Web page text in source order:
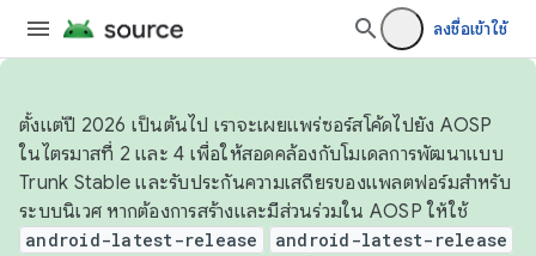
ลงชื่อเข้าใช้
ตั้งแต่ปี 2026 เป็นต้นไป เราจะเผยแพร่ซอร์สโค้ดไปยัง AOSP
ในไตรมาสที่ 2 และ 4 เพื่อให้สอดคล้องกับโมเดลการพัฒนาแบบ
Trunk Stable และรับประกันความเสถียรของแพลตฟอร์มสำหรับ
ระบบนิเวศ หากต้องการสร้างและมีส่วนร่วมใน AOSP ให้ใช้
android-latest-release android-latest-release